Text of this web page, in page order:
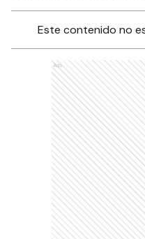
Este contenido no
Ads